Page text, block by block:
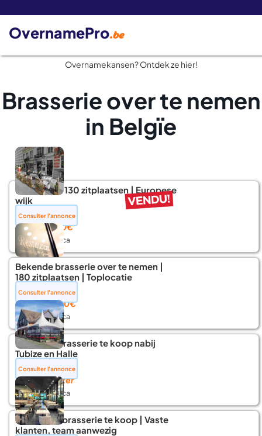
OvernamePro.be
Overnamekansen? Ontdek ze hier!
Brasserie over te nemen
in Belgïe
Consulter l'annonce
Restaurant 130 zitplaatsen | Europese
wijk
📍 Brussel
Prix :199.000€
Secteur :Horeca
Consulter l'annonce
Bekende brasserie over te nemen |
180 zitplaatsen | Toplocatie
📍 Brussel
Prix :780.000€
Secteur :Horeca
Consulter l'annonce
Kwaliteitsbrasserie te koop nabij
Tubize en Halle
📍 Lembeek
Prix :À discuter
Secteur :Horeca
Exclusieve brasserie te koop | Vaste
klanten, team aanwezig